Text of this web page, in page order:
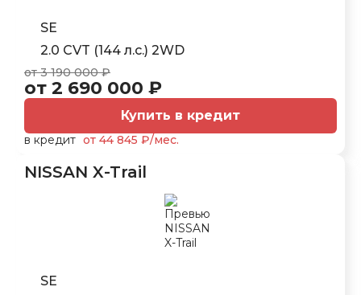
SE
2.0 CVT (144 л.с.) 2WD
от 3 190 000 ₽
от 2 690 000 ₽
Купить в кредит
в кредит от 44 845 ₽/мес.
NISSAN X-Trail
SE